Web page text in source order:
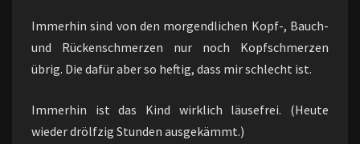
Immerhin sind von den morgendlichen Kopf-, Bauch-
und Rückenschmerzen nur noch Kopfschmerzen
übrig. Die dafür aber so heftig, dass mir schlecht ist.
Immerhin ist das Kind wirklich läusefrei. (Heute
wieder drölfzig Stunden ausgekämmt.)